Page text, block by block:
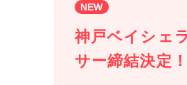
NEW
神戸ベイシェ
サー締結決定！